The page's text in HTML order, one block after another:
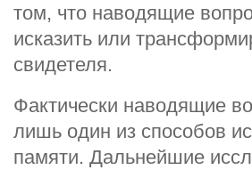
том, что наводящие
исказить или
свидетеля.
Фактически наводящие
лишь один из способов
памяти. Дальнейшие